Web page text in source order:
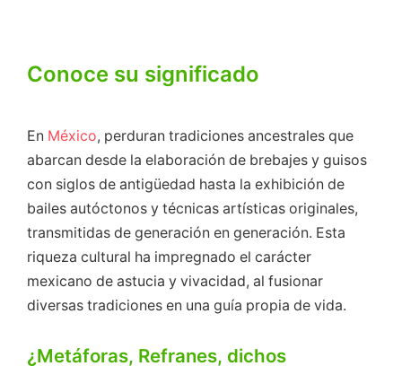
Conoce su significado
En México, perduran tradiciones ancestrales que
abarcan desde la elaboración de brebajes y guisos
con siglos de antigüedad hasta la exhibición de
bailes autóctonos y técnicas artísticas originales,
transmitidas de generación en generación. Esta
riqueza cultural ha impregnado el carácter
mexicano de astucia y vivacidad, al fusionar
diversas tradiciones en una guía propia de vida.
¿Metáforas, Refranes, dichos